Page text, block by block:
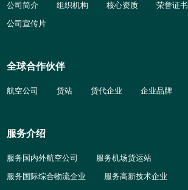
公司简介 组织机构 核心资质 荣誉证书
公司宣传片
全球合作伙伴
航空公司 货站 货代企业 企业品牌
服务介绍
服务国内外航空公司
服务机场货运站
服务国际综合物流企业
服务高新技术企业